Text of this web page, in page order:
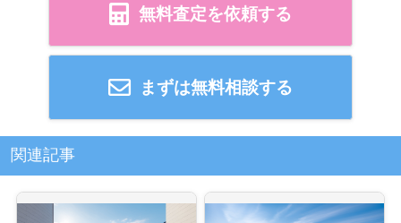
無料査定を依頼する
まずは無料相談する
関連記事